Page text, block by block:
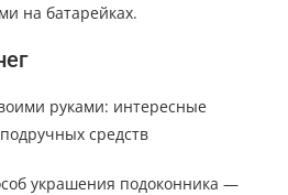
на батарейках.
украшения подоконника —